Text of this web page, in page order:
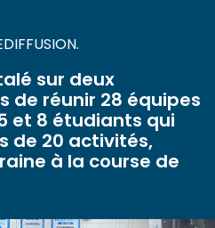
sur deux
de réunir 28 équipes
et 8 étudiants qui
de 20 activités,
à la course de